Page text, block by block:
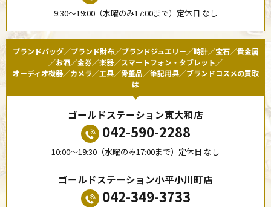
9:30〜19:00（水曜のみ17:00まで）定休日 なし
ブランドバッグ／ブランド財布／ブランドジュエリー／時計／宝石／貴金属
／お酒／金券／楽器／スマートフォン・タブレット／
オーディオ機器／カメラ／工具／骨董品／筆記用具／ブランドコスメの買取
は
ゴールドステーション東大和店
042-590-2288
10:00〜19:30（水曜のみ17:00まで）定休日 なし
ゴールドステーション小平小川町店
042-349-3733